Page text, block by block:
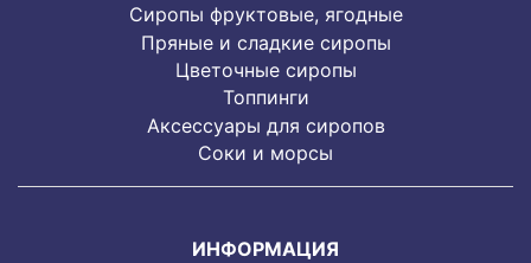
Cиропы фруктовые, ягодные
Пряные и сладкие сиропы
Цветочные сиропы
Топпинги
Аксессуары для сиропов
Соки и морсы
ИНФОРМАЦИЯ